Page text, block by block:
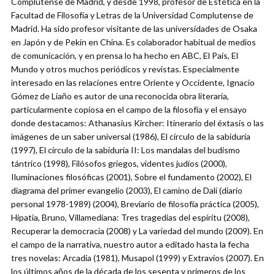
Facultad de Filosofía y Letras de la Universidad Complutense de
Madrid. Ha sido profesor visitante de las universidades de Osaka
en Japón y de Pekín en China. Es colaborador habitual de medios
de comunicación, y en prensa lo ha hecho en ABC, El País, El
Mundo y otros muchos periódicos y revistas. Especialmente
interesado en las relaciones entre Oriente y Occidente, Ignacio
Gómez de Liaño es autor de una reconocida obra literaria,
particularmente copiosa en el campo de la filosofía y el ensayo
donde destacamos: Athanasius Kircher: Itinerario del éxtasis o las
imágenes de un saber universal (1986), El círculo de la sabiduría
(1997), El círculo de la sabiduría II: Los mandalas del budismo
tántrico (1998), Filósofos griegos, videntes judíos (2000),
Iluminaciones filosóficas (2001), Sobre el fundamento (2002), El
diagrama del primer evangelio (2003), El camino de Dalí (diario
personal 1978-1989) (2004), Breviario de filosofía práctica (2005),
Hipatia, Bruno, Villamediana: Tres tragedias del espíritu (2008),
Recuperar la democracia (2008) y La variedad del mundo (2009). En
el campo de la narrativa, nuestro autor a editado hasta la fecha
tres novelas: Arcadia (1981), Musapol (1999) y Extravíos (2007). En
los últimos años de la década de los sesenta y primeros de los